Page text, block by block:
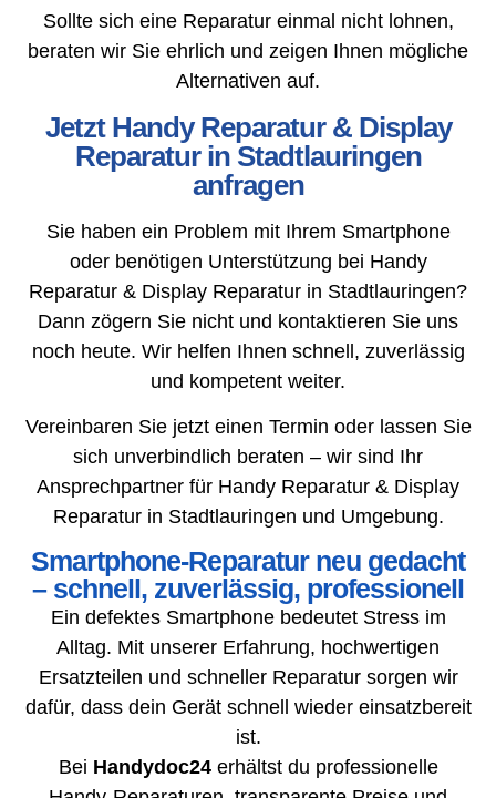
Sollte sich eine Reparatur einmal nicht lohnen,
beraten wir Sie ehrlich und zeigen Ihnen mögliche
Alternativen auf.
Jetzt Handy Reparatur & Display
Reparatur in Stadtlauringen
anfragen
Sie haben ein Problem mit Ihrem Smartphone
oder benötigen Unterstützung bei Handy
Reparatur & Display Reparatur in Stadtlauringen?
Dann zögern Sie nicht und kontaktieren Sie uns
noch heute. Wir helfen Ihnen schnell, zuverlässig
und kompetent weiter.
Vereinbaren Sie jetzt einen Termin oder lassen Sie
sich unverbindlich beraten – wir sind Ihr
Ansprechpartner für Handy Reparatur & Display
Reparatur in Stadtlauringen und Umgebung.
Smartphone-Reparatur neu gedacht
– schnell, zuverlässig, professionell
Ein defektes Smartphone bedeutet Stress im
Alltag. Mit unserer Erfahrung, hochwertigen
Ersatzteilen und schneller Reparatur sorgen wir
dafür, dass dein Gerät schnell wieder einsatzbereit
ist.
Bei Handydoc24erhältst du professionelle